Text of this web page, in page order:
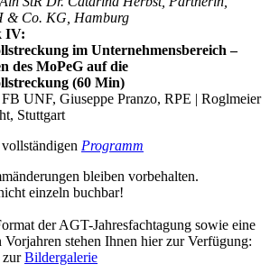
& Co. KG, Hamburg
IV:
im Unternehmensbereich –
des MoPeG auf die
(60 Min)
UNF, Giuseppe Pranzo, RPE | Roglmeier
Stuttgart
Programm
bleiben vorbehalten.
einzeln buchbar!
der AGT-Jahresfachtagung sowie eine
Vorjahren stehen Ihnen hier zur Verfügung:
zurBildergalerie